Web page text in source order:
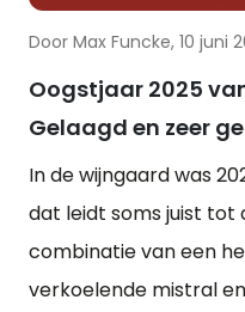
Door Max Funcke, 10 juni
Oogstjaar 2025
Gelaagd en zeer
In de wijngaard was
dat leidt soms juist tot
combinatie van een
verkoelende mistral